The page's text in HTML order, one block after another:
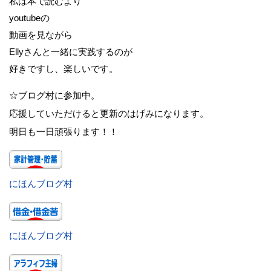
youtubeの
動画を見ながら
Ellyさんと一緒に実践するのが
好きですし、楽しいです。
☆ブログ村に参加中。
応援していただけると更新のはげみになります。
明日も一日頑張ります！！
にほんブログ村
にほんブログ村